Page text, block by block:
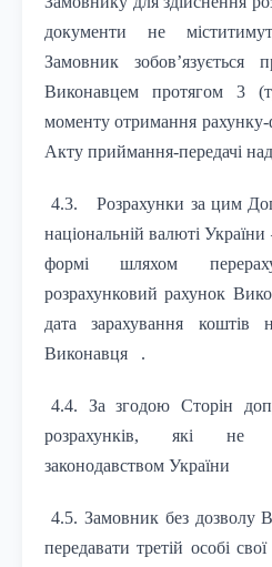
документи не
Замовник зобов’язується
Виконавцем протягом 3
моменту отримання
Акту приймання-передачі
4.3.
Розрахунки за цим
національній валюті України
формі шляхом
розрахунковий рахунок
дата зарахування коштів
Виконавця
.
4.4. За згодою Сторін
розрахунків, які не
законодавством України
4.5. Замовник без дозволу
передавати третій особі